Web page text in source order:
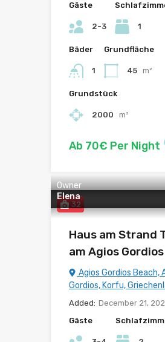
Gäste
2-3 1
Bäder
1
Grundfläche
45 m²
Grundstück
2000 m²
Ab 70€ Per Night
32
Owner
Elena
Haus am Strand
am Agios Gordios
Agios Gordios Beach,
Gordios, Korfu,
Added: December 21,
Gäste